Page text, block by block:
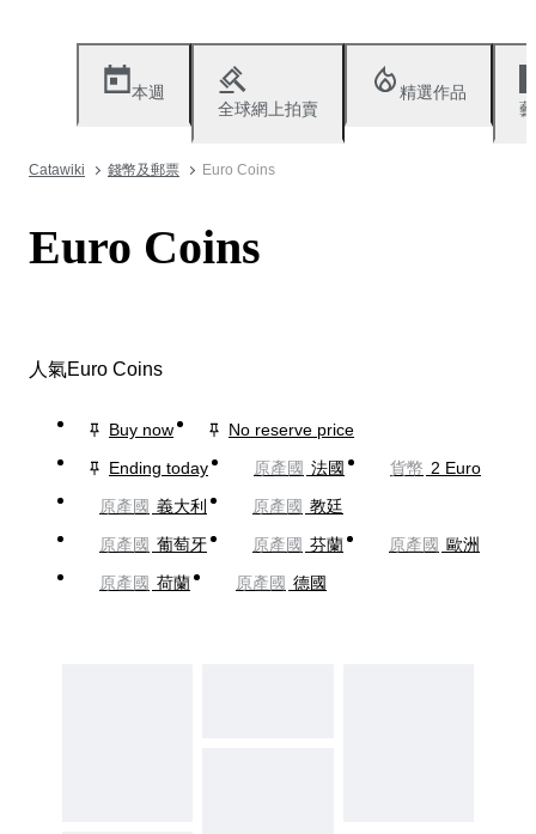
本週
全球網上拍賣
精選作品
Catawiki 錢幣及郵票 Euro Coins
Euro Coins
人氣Euro Coins
Buy now
No reserve price
Ending today
原產國 法國 貨幣 2 Euro
原產國 義大利 原產國 教廷
原產國 葡萄牙 原產國 芬蘭 原產國 歐洲
原產國 荷蘭 原產國 德國